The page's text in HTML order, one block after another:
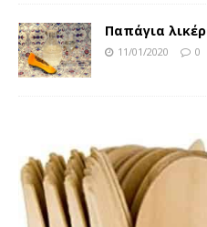
Παπάγια λικέρ
11/01/2020 0